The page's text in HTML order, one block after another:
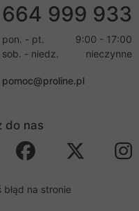
664 999 933
pon. - pt.
9:00 - 17:00
sob. - niedz.
nieczynne
pomoc@proline.pl
do nas
błąd na stronie